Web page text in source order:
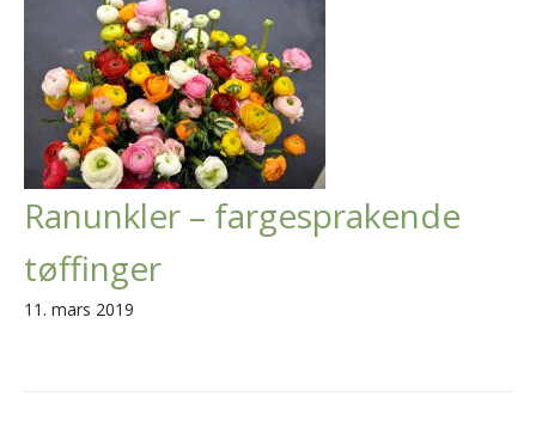
Ranunkler – fargesprakende
tøffinger
11. mars 2019